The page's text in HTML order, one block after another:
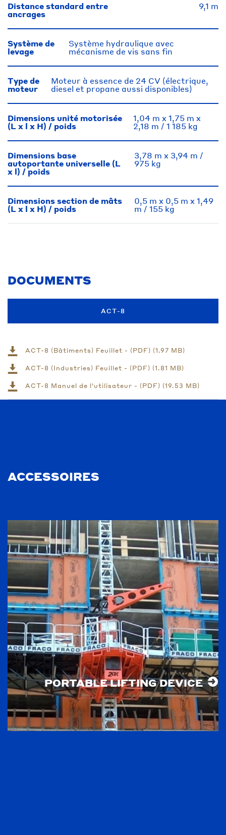
Distance standard entre
ancrages
9,1 m
Système de
levage
Système hydraulique avec
mécanisme de vis sans fin
Type de
moteur
Moteur à essence de 24 CV (électrique,
diesel et propane aussi disponibles)
Dimensions unité motorisée
(L x l x H) / poids
1,04 m x 1,75 m x
2,18 m / 1 185 kg
Dimensions base
autoportante universelle (L
x l) / poids
3,78 m x 3,94 m /
975 kg
Dimensions section de mâts
(L x l x H) / poids
0,5 m x 0,5 m x 1,49
m / 155 kg
DOCUMENTS
ACT-8
ACT-8 (Bâtiments) Feuillet - (PDF) (1.97 MB)
ACT-8 (Industries) Feuillet - (PDF) (1.81 MB)
ACT-8 Manuel de l'utilisateur - (PDF) (19.53 MB)
ACCESSOIRES
PORTABLE LIFTING DEVICE